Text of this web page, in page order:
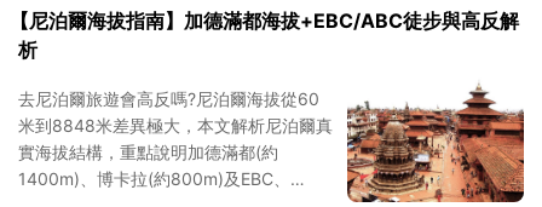
【尼泊爾海拔指南】加德滿都海拔+EBC/ABC徒步與高反解
析
去尼泊爾旅遊會高反嗎?尼泊爾海拔從60
米到8848米差異極大，本文解析尼泊爾真
實海拔結構，重點說明加德滿都(約
1400m)、博卡拉(約800m)及EBC、